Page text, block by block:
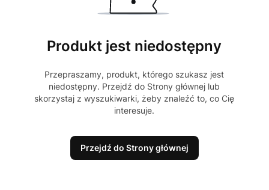
Produkt jest niedostępny
Przepraszamy, produkt, którego szukasz jest
niedostępny. Przejdź do Strony głównej lub
skorzystaj z wyszukiwarki, żeby znaleźć to, co Cię
interesuje.
Przejdź do Strony głównej